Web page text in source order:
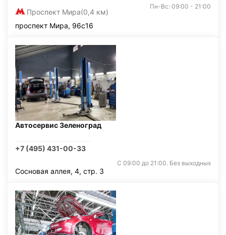
Проспект Мира(0,4 км)
Пн-Вс: 09:00 - 21:00
проспект Мира, 96с16
Автосервис Зеленоград
+7 (495) 431-00-33
С 09:00 до 21:00. Без выходных
Сосновая аллея, 4, стр. 3